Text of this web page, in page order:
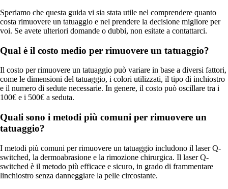
Speriamo che questa guida vi sia stata utile nel comprendere quanto
costa rimuovere un tatuaggio e nel prendere la decisione migliore per
voi. Se avete ulteriori domande o dubbi, non esitate a contattarci.
Qual è il costo medio per rimuovere un tatuaggio?
Il costo per rimuovere un tatuaggio può variare in base a diversi fattori,
come le dimensioni del tatuaggio, i colori utilizzati, il tipo di inchiostro
e il numero di sedute necessarie. In genere, il costo può oscillare tra i
100€ e i 500€ a seduta.
Quali sono i metodi più comuni per rimuovere un
tatuaggio?
I metodi più comuni per rimuovere un tatuaggio includono il laser Q-
switched, la dermoabrasione e la rimozione chirurgica. Il laser Q-
switched è il metodo più efficace e sicuro, in grado di frammentare
linchiostro senza danneggiare la pelle circostante.